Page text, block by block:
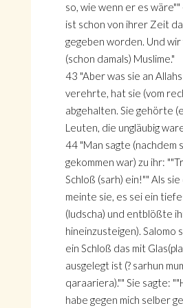
so, wie wenn er es wäre""
ist schon von ihrer Zeit
gegeben worden. Und
(schon damals) Muslime."
43 "Aber was sie an
verehrte, hat sie (vom
abgehalten. Sie gehörte
Leuten, die ungläubig
44 "Man sagte (nachdem
gekommen war) zu ihr:
Schloß (sarh) ein!"" Als sie
meinte sie, es sei ein
(ludscha) und entblößte
hineinzusteigen). Salomo
ein Schloß das mit
ausgelegt ist (? sarhun
qaraariera)."" Sie sagte:
habe gegen mich selber